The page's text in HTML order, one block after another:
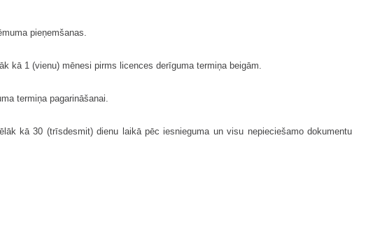
pieņemšanas.
kā 1 (vienu) mēnesi pirms licences derīguma termiņa beigām.
termiņa pagarināšanai.
kā 30 (trīsdesmit) dienu laikā pēc iesnieguma un visu nepieciešamo dokumentu